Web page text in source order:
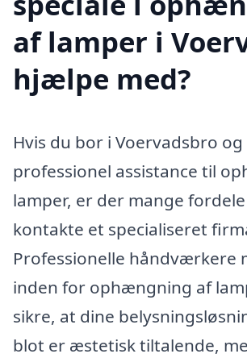
af lamper i
hjælpe med?
Hvis du bor i Voervadsbro
professionel assistance til
lamper, er der mange
kontakte et specialiseret
Professionelle håndværkere
inden for ophængning af
sikre, at dine
blot er æstetisk tiltalende,